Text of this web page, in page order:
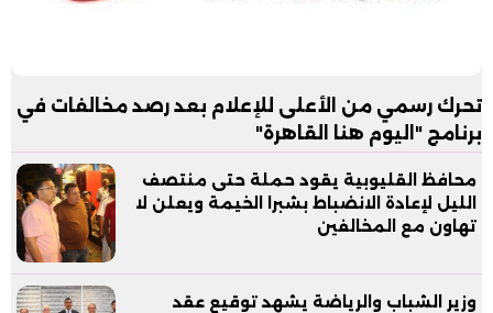
تحرك رسمي من الأعلى للإعلام بعد رصد مخالفات في
برنامج "اليوم هنا القاهرة"
محافظ القليوبية يقود حملة حتى منتصف
الليل لإعادة الانضباط بشبرا الخيمة ويعلن لا
تهاون مع المخالفين
وزير الشباب والرياضة يشهد توقيع عقد